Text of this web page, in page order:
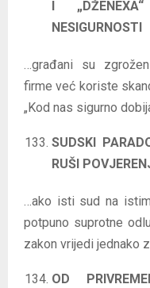
I
NESIGURNOSTI
…građani su
firme već koriste
„Kod nas sigurno
SUDSKI
RUŠI
…ako isti sud na
potpuno suprotne
zakon vrijedi jednako
OD